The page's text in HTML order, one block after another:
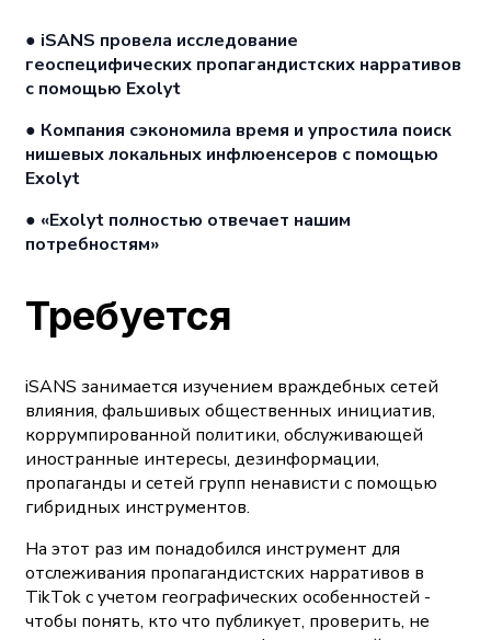
● iSANS провела исследование
геоспецифических пропагандистских нарративов
с помощью Exolyt
● Компания сэкономила время и упростила поиск
нишевых локальных инфлюенсеров с помощью
Exolyt
● «Exolyt полностью отвечает нашим
потребностям»
Требуется
iSANS занимается изучением враждебных сетей
влияния, фальшивых общественных инициатив,
коррумпированной политики, обслуживающей
иностранные интересы, дезинформации,
пропаганды и сетей групп ненависти с помощью
гибридных инструментов.
На этот раз им понадобился инструмент для
отслеживания пропагандистских нарративов в
TikTok с учетом географических особенностей -
чтобы понять, кто что публикует, проверить, не